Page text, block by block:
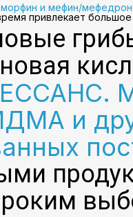
и мефин/мефедрон
привлекает
и